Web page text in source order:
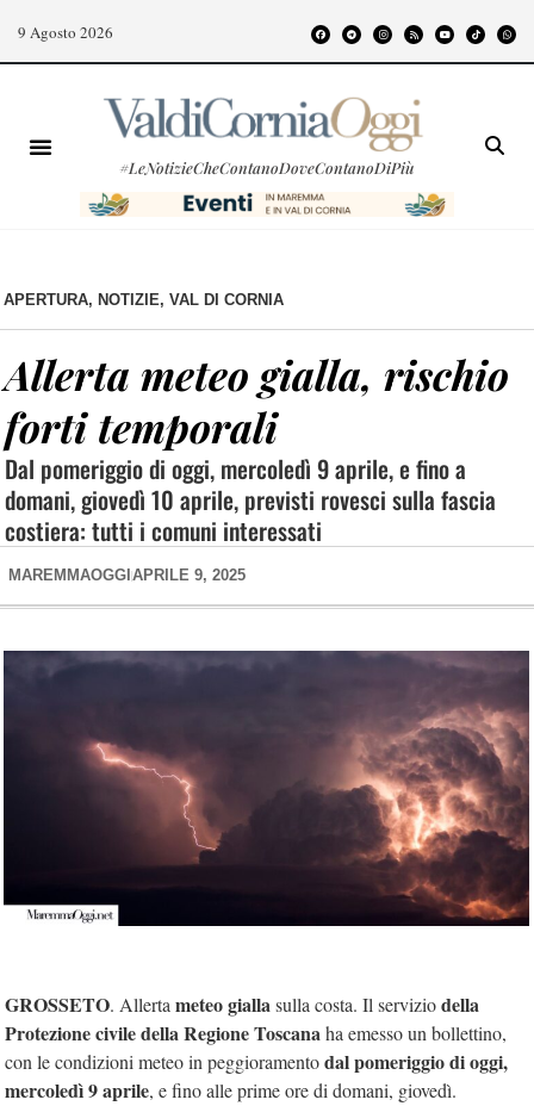
9 Agosto 2026
#LeNotizieCheContanoDoveContanoDiPiù
APERTURA, NOTIZIE, VAL DI CORNIA
Allerta meteo gialla, rischio
forti temporali
Dal pomeriggio di oggi, mercoledì 9 aprile, e fino a
domani, giovedì 10 aprile, previsti rovesci sulla fascia
costiera: tutti i comuni interessati
MAREMMAOGGI APRILE 9, 2025
GROSSETO. Allertameteo giallasulla costa. Il serviziodella
Protezione civile della Regione Toscanaha emesso un bollettino,
con le condizioni meteo in peggioramentodal pomeriggio di oggi,
mercoledì 9 aprile, e fino alle prime ore di domani, giovedì.